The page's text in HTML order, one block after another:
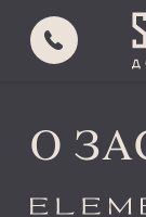
О
SKY